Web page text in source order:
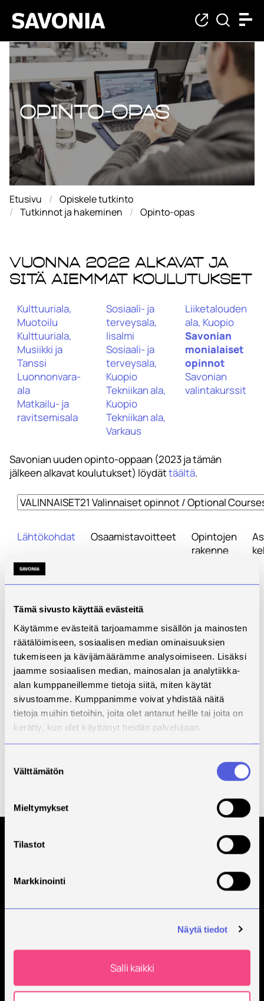
Tämä sivusto käyttää evästeitä
Käytämme evästeitä tarjoamamme sisällön ja mainosten
räätälöimiseen, sosiaalisen median ominaisuuksien
tukemiseen ja kävijämäärämme analysoimiseen. Lisäksi
jaamme sosiaalisen median, mainosalan ja analytiikka-
alan kumppaneillemme tietoja siitä, miten käytät
sivustoamme. Kumppanimme voivat yhdistää näitä
tietoja muihin tietoihin, joita olet antanut heille tai joita on
kerätty, kun olet käyttänyt heidän palvelujaan.
valinta
Välttämätön
Mieltymykset
Tilastot
Markkinointi
Näytä tiedot
Salli kaikki
Opinto-opas
Opinto-opas
Etusivu
Opiskele tutkinto
Tutkinnot ja hakeminen
Opinto-opas
Vuonna 2022 alkavat ja
sitä aiemmat koulutukset
Kulttuuriala,
Muotoilu
Kulttuuriala,
Musiikki ja
Tanssi
Luonnonvara-
ala
Matkailu- ja
ravitsemisala
Sosiaali- ja
terveysala,
Iisalmi
Sosiaali- ja
terveysala,
Kuopio
Tekniikan ala,
Kuopio
Tekniikan ala,
Varkaus
Liiketalouden
ala, Kuopio
Savonian
monialaiset
opinnot
Savonian
valintakurssit
Savonian uuden opinto-oppaan (2023 ja tämän
jälkeen alkavat koulutukset) löydättäältä.
Lähtökohdat Osaamistavoitteet
Opintojen
rakenne
VALINNAISET21
Valinnaiset opinnot /
Optional Courses,
academic year 2021-
2022
Opintojen rakenne
Savonia tarjoaa valikoiman valinnaisia, monialaisia
opintoja. Kurkkaa myös valinnaisten kieliopintojen
tarjonta erillisestä kielten opetussuunnitelmasta.
Pidätämme oikeuden opetussuunnitelmien muutoksiin mm. opiskeltavien sisältöjen
päivitystarpeiden takia.
Tilaa Savonian uutiskirje
korkeakoulu, joka kouluttaa, tutkii, kehittää ja